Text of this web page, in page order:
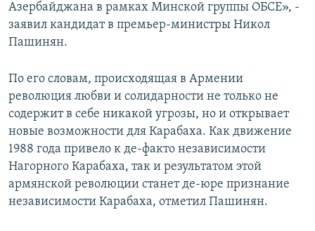
Азербайджана в рамках Минской группы ОБСЕ», -
заявил кандидат в премьер-министры Никол
Пашинян.
По его словам, происходящая в Армении
революция любви и солидарности не только не
содержит в себе никакой угрозы, но и открывает
новые возможности для Карабаха. Как движение
1988 года привело к де-факто независимости
Нагорного Карабаха, так и результатом этой
армянской революции станет де-юре признание
независимости Карабаха, отметил Пашинян.